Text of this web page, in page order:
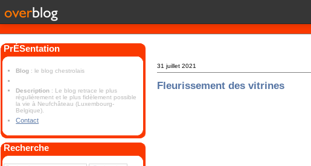
PrÉSentation
Blog : le blog chestrolais
Description : Le blog retrace le plus
régulièrement et le plus fidèlement possible
la vie à Neufchâteau (Luxembourg-
Belgique).
Contact
Recherche
31 juillet 2021
Fleurissement des vitrines